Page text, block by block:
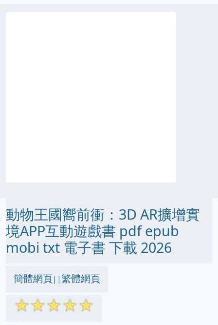
動物王國嚮前衝：3D AR擴增實
境APP互動遊戲書 pdf epub
mobi txt 電子書 下載 2026
簡體網頁||繁體網頁
☆☆☆☆☆